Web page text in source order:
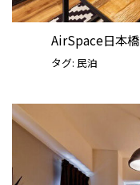
AirSpace日本橋
タグ: 民泊